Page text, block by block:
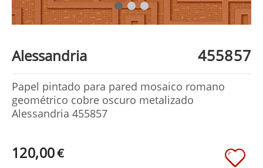
Alessandria 455857
Papel pintado para pared mosaico romano
geométrico cobre oscuro metalizado
Alessandria 455857
120,00€